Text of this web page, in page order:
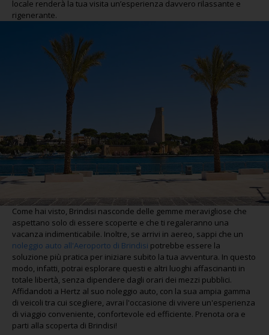
locale renderà la tua visita un’esperienza davvero rilassante e
rigenerante.
Come hai visto, Brindisi nasconde delle gemme meravigliose che
aspettano solo di essere scoperte e che ti regaleranno una
vacanza indimenticabile. Inoltre, se arrivi in aereo, sappi che un
noleggio auto all'Aeroporto di Brindisi potrebbe essere la
soluzione più pratica per iniziare subito la tua avventura. In questo
modo, infatti, potrai esplorare questi e altri luoghi affascinanti in
totale libertà, senza dipendere dagli orari dei mezzi pubblici.
Affidandoti a Hertz al suo noleggio auto, con la sua ampia gamma
di veicoli tra cui scegliere, avrai l'occasione di vivere un'esperienza
di viaggio conveniente, confortevole ed efficiente. Prenota ora e
parti alla scoperta di Brindisi!